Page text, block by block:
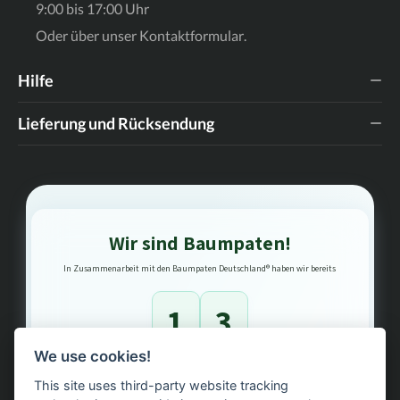
9:00 bis 17:00 Uhr
Oder über unser Kontaktformular
Hilfe
Lieferung und Rücksendung
Wir sind Baumpaten!
In Zusammenarbeit mit den Baumpaten Deutschland® haben wir bereits
1 3
We use cookies!
This site uses third-party website tracking